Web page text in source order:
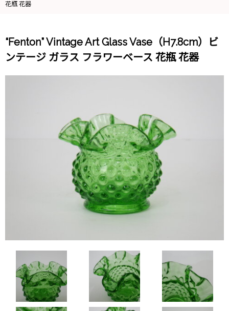
花瓶 花器
“Fenton” Vintage Art Glass Vase（H7.8cm）ビ
ンテージ ガラス フラワーベース 花瓶 花器